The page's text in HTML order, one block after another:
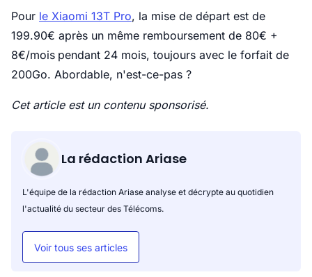
Pour le Xiaomi 13T Pro, la mise de départ est de
199.90€ après un même remboursement de 80€ +
8€/mois pendant 24 mois, toujours avec le forfait de
200Go. Abordable, n'est-ce-pas ?
Cet article est un contenu sponsorisé.
La rédaction Ariase
L'équipe de la rédaction Ariase analyse et décrypte au quotidien
l'actualité du secteur des Télécoms.
Voir tous ses articles